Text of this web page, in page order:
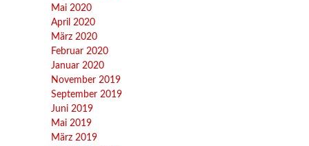
Mai 2020
April 2020
März 2020
Februar 2020
Januar 2020
November 2019
September 2019
Juni 2019
Mai 2019
März 2019